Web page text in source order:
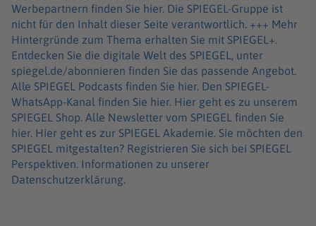
Werbepartnern finden Sie hier. Die SPIEGEL-Gruppe ist
nicht für den Inhalt dieser Seite verantwortlich. +++ Mehr
Hintergründe zum Thema erhalten Sie mit SPIEGEL+.
Entdecken Sie die digitale Welt des SPIEGEL, unter
spiegel.de/abonnieren finden Sie das passende Angebot.
Alle SPIEGEL Podcasts finden Sie hier. Den SPIEGEL-
WhatsApp-Kanal finden Sie hier. Hier geht es zu unserem
SPIEGEL Shop. Alle Newsletter vom SPIEGEL finden Sie
hier. Hier geht es zur SPIEGEL Akademie. Sie möchten den
SPIEGEL mitgestalten? Registrieren Sie sich bei SPIEGEL
Perspektiven. Informationen zu unserer
Datenschutzerklärung.